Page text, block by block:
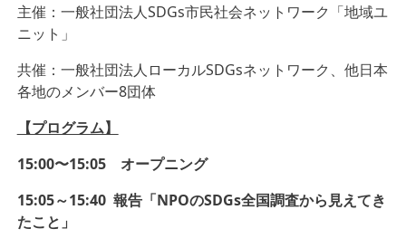
主催：一般社団法人SDGs市民社会ネットワーク「地域ユ
ニット」
共催：一般社団法人ローカルSDGsネットワーク、他日本
各地のメンバー8団体
【プログラム】
15:00〜15:05 オープニング
15:05～15:40 報告「NPOのSDGs全国調査から見えてき
たこと」